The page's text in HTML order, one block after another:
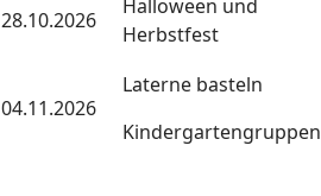
28.10.2026
Halloween und
Herbstfest
04.11.2026
Laterne basteln
Kindergartengruppen